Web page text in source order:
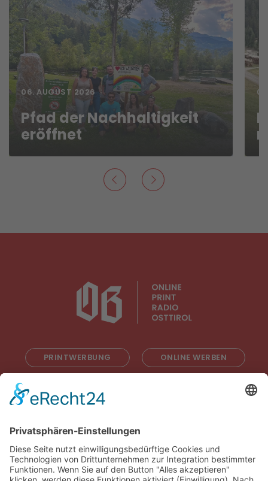
06. AUGUST 2026
Pfad der Nachhaltigkeit
eröffnet
PRINTWERBUNG ONLINE WERBEN